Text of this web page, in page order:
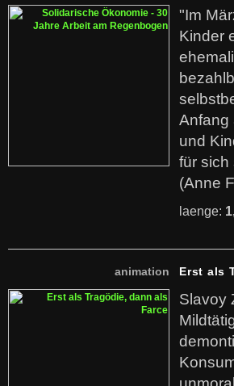
"Im
Kinder
Anfang
und
für sich
(Anne
laenge:
animation Erst als
Slavoy